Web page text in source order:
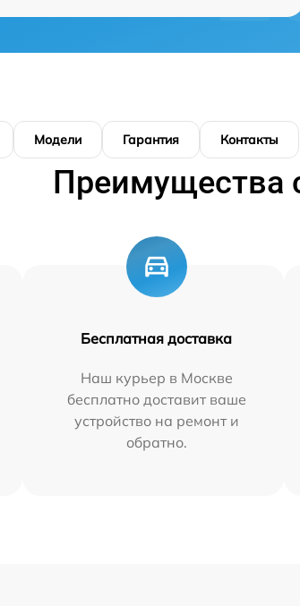
Модели Гарантия Контакты
Преимущества
Бесплатная доставка
Наш курьер в Москве
бесплатно доставит ваше
устройство на ремонт и
обратно.